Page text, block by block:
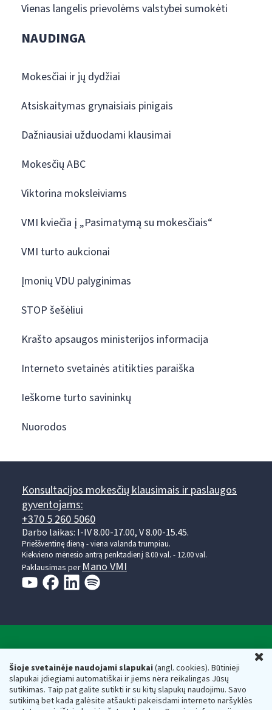
Šioje svetainėje naudojami slapukai(angl. cookies). Būtinieji
slapukai įdiegiami automatiškai ir jiems nėra reikalingas Jūsų
sutikimas. Taip pat galite sutikti ir su kitų slapukų naudojimu. Savo
sutikimą bet kada galėsite atšaukti pakeisdami interneto naršyklės
Vienas langelis prievolėms valstybei sumokėti
NAUDINGA
Mokesčiai ir jų dydžiai
Atsiskaitymas grynaisiais pinigais
Dažniausiai užduodami klausimai
Mokesčių ABC
Viktorina moksleiviams
VMI kviečia į „Pasimatymą su mokesčiais“
VMI turto aukcionai
Įmonių VDU palyginimas
STOP šešėliui
Krašto apsaugos ministerijos informacija
Interneto svetainės atitikties paraiška
Ieškome turto savininkų
Nuorodos
Konsultacijos mokesčių klausimais ir paslaugos
gyventojams:
+370 5 260 5060
Darbo laikas: I-IV 8.00-17.00, V 8.00-15.45.
Prieššventinę dieną - viena valanda trumpiau.
Kiekvieno mėnesio antrą penktadienį 8.00 val. - 12.00 val.
Paklausimas per Mano VMI
Respublikos finansų ministerijos
Biudžetinė įstaiga. Juridinio asmens kodas — 188659752,
adresas: Vasario 16-osios g. 14, 01107 Vilnius, Lietuva, el.paštas:
vmi@vmi.lt , E. pristatymo dėžutės adresas 188659752